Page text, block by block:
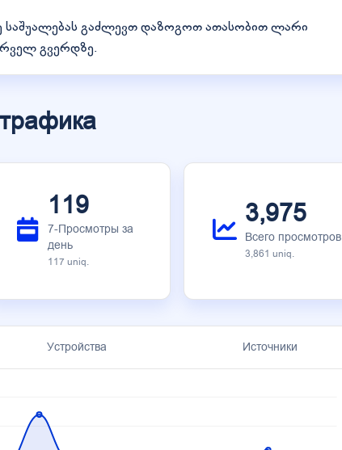
საშუალებას გაძლევთ დაზოგოთ ათასობით ლარი
გვერდზე.
119
7-Просмотры за
день
117 uniq.
3,975
Всего просмотров
3,861 uniq.
Устройства Источники